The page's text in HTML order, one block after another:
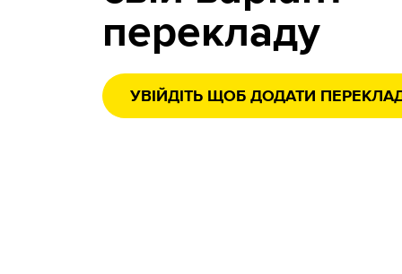
перекладу
УВІЙДІТЬ ЩОБ ДОДАТИ